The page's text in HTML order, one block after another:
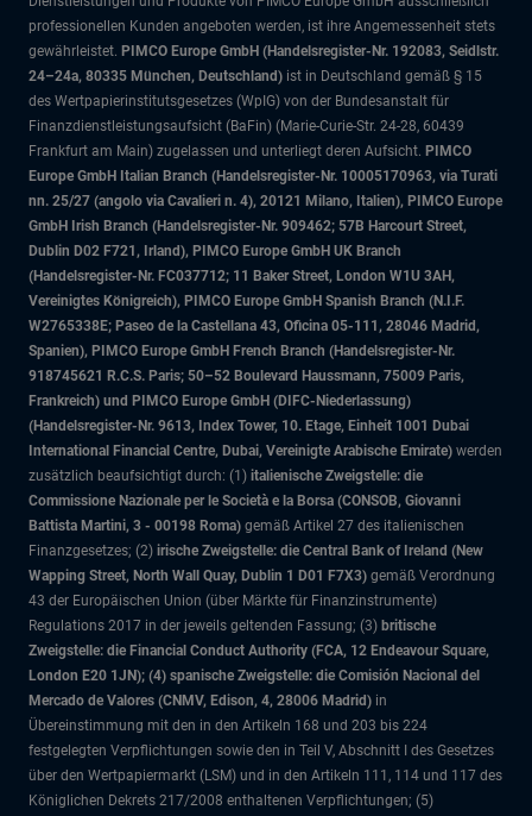
professionellen Kunden angeboten werden, ist ihre Angemessenheit stets
gewährleistet. PIMCO Europe GmbH (Handelsregister-Nr. 192083, Seidlstr.
24–24a, 80335 München, Deutschland) ist in Deutschland gemäß § 15
des Wertpapierinstitutsgesetzes (WpIG) von der Bundesanstalt für
Finanzdienstleistungsaufsicht (BaFin) (Marie-Curie-Str. 24-28, 60439
Frankfurt am Main) zugelassen und unterliegt deren Aufsicht. PIMCO
Europe GmbH Italian Branch (Handelsregister-Nr. 10005170963, via Turati
nn. 25/27 (angolo via Cavalieri n. 4), 20121 Milano, Italien), PIMCO Europe
GmbH Irish Branch (Handelsregister-Nr. 909462; 57B Harcourt Street,
Dublin D02 F721, Irland), PIMCO Europe GmbH UK Branch
(Handelsregister-Nr. FC037712; 11 Baker Street, London W1U 3AH,
Vereinigtes Königreich), PIMCO Europe GmbH Spanish Branch (N.I.F.
W2765338E; Paseo de la Castellana 43, Oficina 05-111, 28046 Madrid,
Spanien), PIMCO Europe GmbH French Branch (Handelsregister-Nr.
918745621 R.C.S. Paris; 50–52 Boulevard Haussmann, 75009 Paris,
Frankreich) und PIMCO Europe GmbH (DIFC-Niederlassung)
(Handelsregister-Nr. 9613, Index Tower, 10. Etage, Einheit 1001 Dubai
International Financial Centre, Dubai, Vereinigte Arabische Emirate) werden
zusätzlich beaufsichtigt durch: (1) italienische Zweigstelle: die
Commissione Nazionale per le Società e la Borsa (CONSOB, Giovanni
Battista Martini, 3 - 00198 Roma) gemäß Artikel 27 des italienischen
Finanzgesetzes; (2) irische Zweigstelle: die Central Bank of Ireland (New
Wapping Street, North Wall Quay, Dublin 1 D01 F7X3) gemäß Verordnung
43 der Europäischen Union (über Märkte für Finanzinstrumente)
Regulations 2017 in der jeweils geltenden Fassung; (3) britische
Zweigstelle: die Financial Conduct Authority (FCA, 12 Endeavour Square,
London E20 1JN); (4) spanische Zweigstelle: die Comisión Nacional del
Mercado de Valores (CNMV, Edison, 4, 28006 Madrid) in
Übereinstimmung mit den in den Artikeln 168 und 203 bis 224
festgelegten Verpflichtungen sowie den in Teil V, Abschnitt I des Gesetzes
über den Wertpapiermarkt (LSM) und in den Artikeln 111, 114 und 117 des
Königlichen Dekrets 217/2008 enthaltenen Verpflichtungen; (5)